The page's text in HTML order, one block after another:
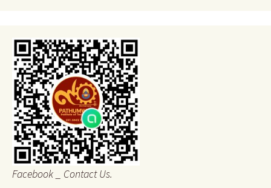
Facebook _ Contact Us.